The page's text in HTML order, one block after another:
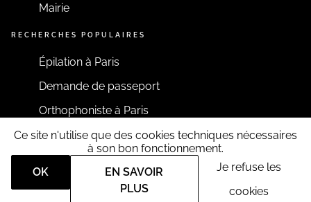
Mairie
RECHERCHES POPULAIRES
Épilation à Paris
Demande de passeport
Orthophoniste à Paris
RESTONS CONNECTÉS
Ce site n'utilise que des cookies techniques nécessaires
à son bon fonctionnement.
OK
EN SAVOIR
PLUS
Je refuse les
cookies